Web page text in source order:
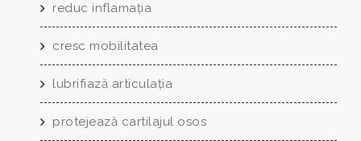
reduc inflamaţia
cresc mobilitatea
lubrifiază articulaţia
protejează cartilajul osos